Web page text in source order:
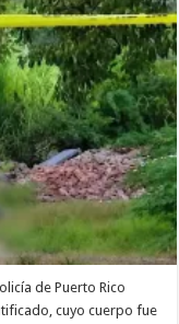
de Puerto Rico
cuyo cuerpo fue